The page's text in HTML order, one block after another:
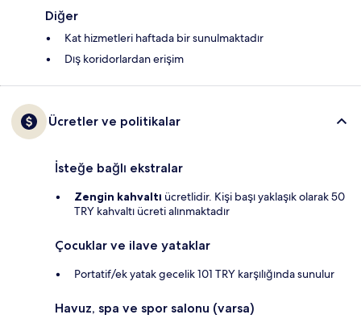
Diğer
Kat hizmetleri haftada bir sunulmaktadır
Dış koridorlardan erişim
Ücretler ve politikalar
İsteğe bağlı ekstralar
Zengin kahvaltı ücretlidir. Kişi başı yaklaşık olarak 50
TRY kahvaltı ücreti alınmaktadır
Çocuklar ve ilave yataklar
Portatif/ek yatak gecelik 101 TRY karşılığında sunulur
Havuz, spa ve spor salonu (varsa)